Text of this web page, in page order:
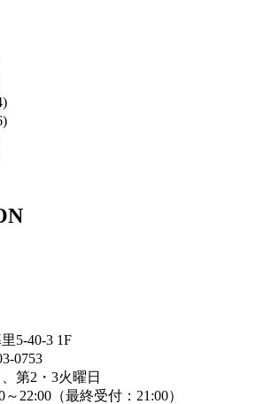
5-40-3 1F
0753
第2・3火曜日
22:00（最終受付：21:00）